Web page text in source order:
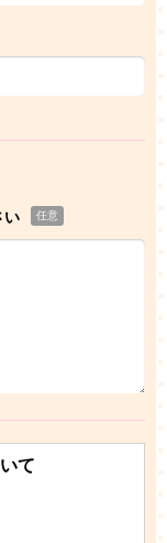
い 任意
て